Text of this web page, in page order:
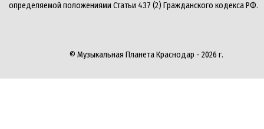
определяемой положениями Статьи 437 (2) Гражданского кодекса РФ.
© Музыкальная Планета Краснодар - 2026 г.